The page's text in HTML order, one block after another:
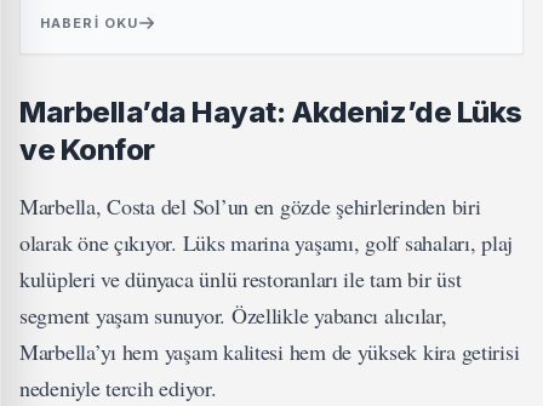
HABERI OKU
Marbella’da Hayat: Akdeniz’de Lüks
ve Konfor
Marbella, Costa del Sol’un en gözde şehirlerinden biri
olarak öne çıkıyor. Lüks marina yaşamı, golf sahaları, plaj
kulüpleri ve dünyaca ünlü restoranları ile tam bir üst
segment yaşam sunuyor. Özellikle yabancı alıcılar,
Marbella’yı hem yaşam kalitesi hem de yüksek kira getirisi
nedeniyle tercih ediyor.